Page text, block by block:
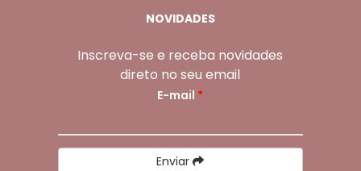
NOVIDADES
Inscreva-se e receba novidades
direto no seu email
E-mail *
Enviar